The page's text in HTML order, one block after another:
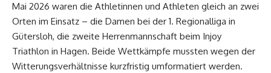
Mai 2026 waren die Athletinnen und Athleten gleich an zwei
Orten im Einsatz – die Damen bei der 1. Regionalliga in
Gütersloh, die zweite Herrenmannschaft beim Injoy
Triathlon in Hagen. Beide Wettkämpfe mussten wegen der
Witterungsverhältnisse kurzfristig umformatiert werden.